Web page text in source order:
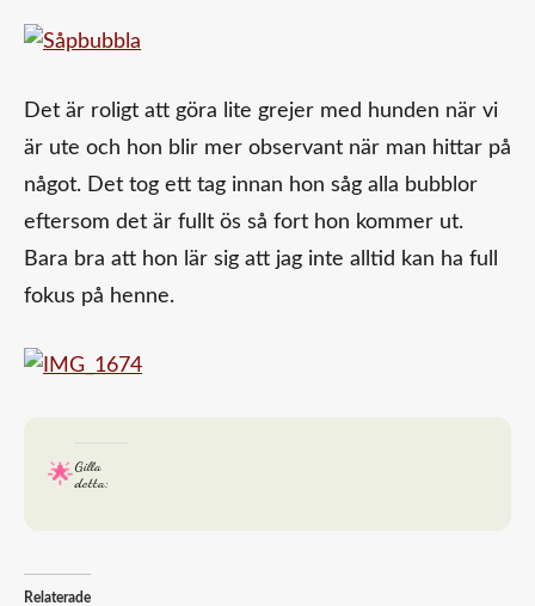
Det är roligt att göra lite grejer med hunden när vi
är ute och hon blir mer observant när man hittar på
något. Det tog ett tag innan hon såg alla bubblor
eftersom det är fullt ös så fort hon kommer ut.
Bara bra att hon lär sig att jag inte alltid kan ha full
fokus på henne.
Gilla
detta:
Relaterade